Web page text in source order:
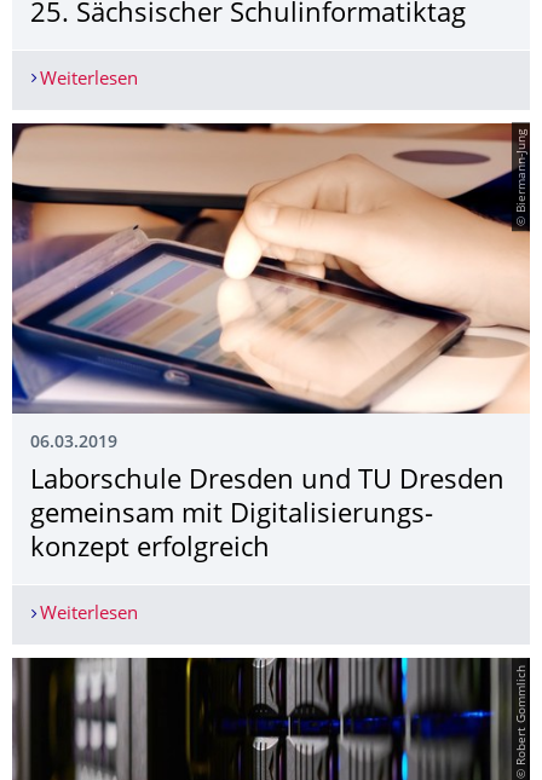
25. Sächsischer Schulinformatiktag
Weiterlesen
© Biermann-Jung
06.03.2019
Laborschule Dresden und TU Dresden
gemeinsam mit Digitalisierungs­
konzept erfolgreich
Weiterlesen
© Robert Gommlich